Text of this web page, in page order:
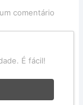
comentário
É fácil!